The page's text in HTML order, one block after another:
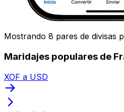
Mostrando 8 pares de divisas
Maridajes populares de
XOF a USD